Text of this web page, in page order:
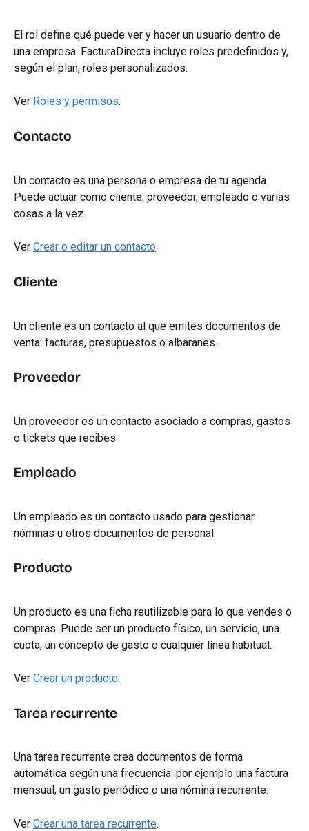
El rol define qué puede ver y hacer un usuario dentro de
una empresa. FacturaDirecta incluye roles predefinidos y,
según el plan, roles personalizados.
Ver Roles y permisos.
Contacto
Un contacto es una persona o empresa de tu agenda.
Puede actuar como cliente, proveedor, empleado o varias
cosas a la vez.
Ver Crear o editar un contacto.
Cliente
Un cliente es un contacto al que emites documentos de
venta: facturas, presupuestos o albaranes.
Proveedor
Un proveedor es un contacto asociado a compras, gastos
o tickets que recibes.
Empleado
Un empleado es un contacto usado para gestionar
nóminas u otros documentos de personal.
Producto
Un producto es una ficha reutilizable para lo que vendes o
compras. Puede ser un producto físico, un servicio, una
cuota, un concepto de gasto o cualquier línea habitual.
Ver Crear un producto.
Tarea recurrente
Una tarea recurrente crea documentos de forma
automática según una frecuencia: por ejemplo una factura
mensual, un gasto periódico o una nómina recurrente.
Ver Crear una tarea recurrente.